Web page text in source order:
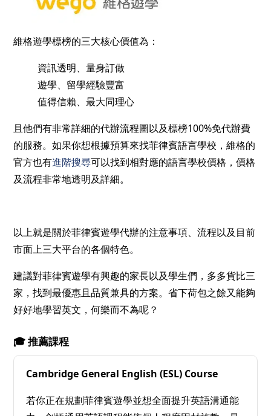
維格遊學標榜的三大核心價值為：
資訊透明、量身訂做
遊學、留學經驗豐富
值得信賴、最大同理心
且他們有非常詳細的代辦流程圖以及標榜100%免代辦費
的服務。如果你想根據預算來找菲律賓語言學校，維格的
官方也有進階搜尋可以找到相對應的語言學校價格，價格
及流程非常地透明及詳細。
以上就是關於菲律賓遊學代辦的注意事項、流程以及目前
市面上三大平台的各個特色。
建議對菲律賓遊學有興趣的家長以及學生們，多多貨比三
家，找到最優惠且品質兼具的方案。省下荷包之餘又能夠
好好地學習英文，何樂而不為呢？
🎓 推薦課程
Cambridge General English (ESL) Course
若你正在規劃菲律賓遊學並想全面提升英語溝通能